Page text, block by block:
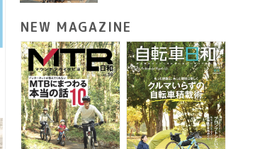
NEW MAGAZINE